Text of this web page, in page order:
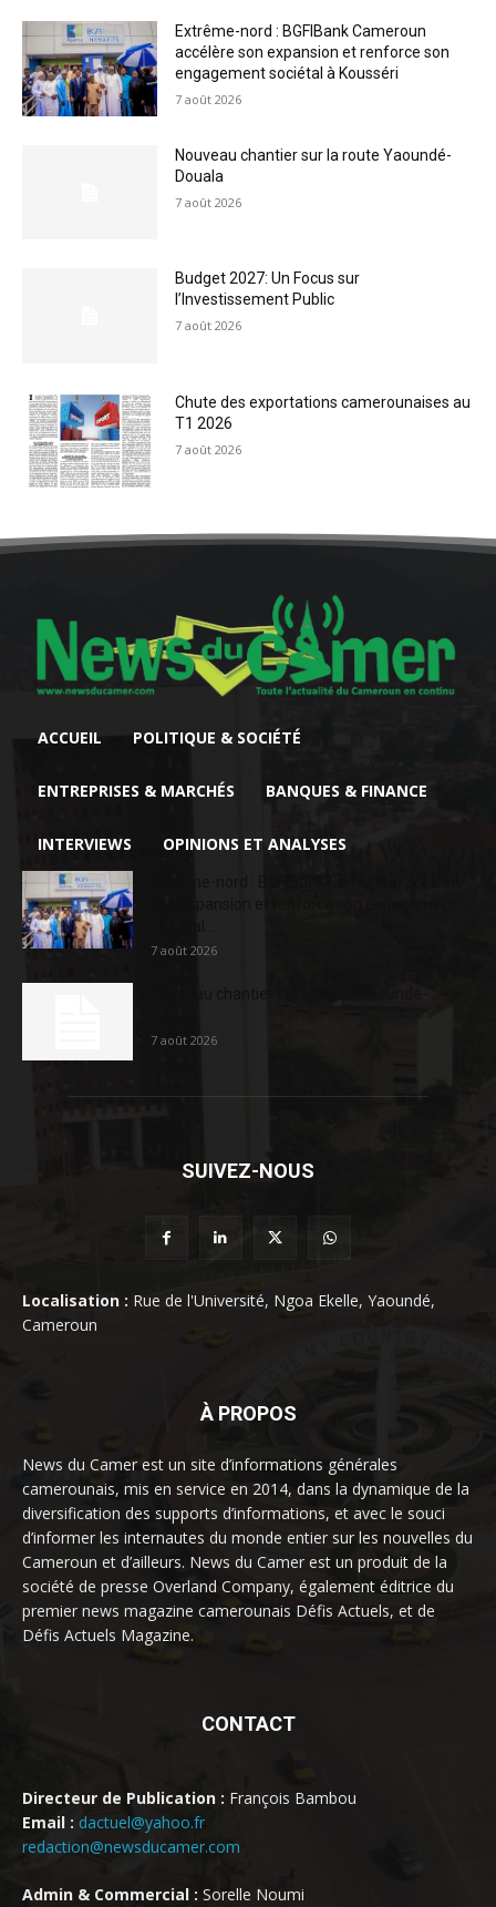
Extrême-nord : BGFIBank Cameroun
accélère son expansion et renforce son
engagement sociétal à Kousséri
7 août 2026
Nouveau chantier sur la route Yaoundé-
Douala
7 août 2026
Budget 2027: Un Focus sur
l’Investissement Public
7 août 2026
Chute des exportations camerounaises au
T1 2026
7 août 2026
ACCUEIL POLITIQUE & SOCIÉTÉ
ENTREPRISES & MARCHÉS BANQUES & FINANCE
INTERVIEWS OPINIONS ET ANALYSES
7 août 2026
7 août 2026
SUIVEZ-NOUS
Localisation : Rue de l'Université, Ngoa Ekelle, Yaoundé,
Cameroun
À PROPOS
News du Camer est un site d’informations générales
camerounais, mis en service en 2014, dans la dynamique de la
diversification des supports d’informations, et avec le souci
d’informer les internautes du monde entier sur les nouvelles du
Cameroun et d’ailleurs. News du Camer est un produit de la
société de presse Overland Company, également éditrice du
premier news magazine camerounais Défis Actuels, et de
Défis Actuels Magazine.
CONTACT
Directeur de Publication : François Bambou
Email : dactuel@yahoo.fr
redaction@newsducamer.com
Admin & Commercial : Sorelle Noumi